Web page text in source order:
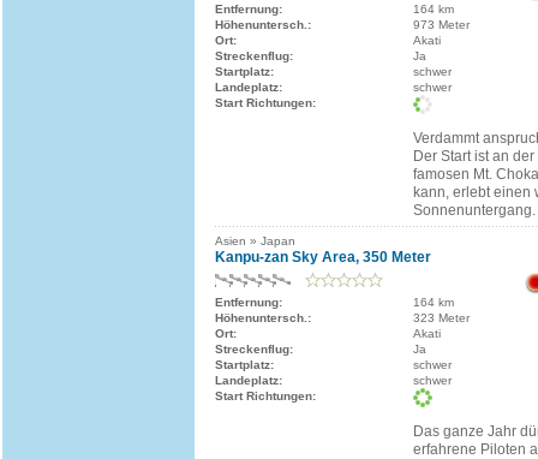
Entfernung:
164 km
Höhenuntersch.:
973 Meter
Ort:
Akati
Streckenflug:
Ja
Startplatz:
schwer
Landeplatz:
schwer
Start Richtungen:
Verdammt
Der Start ist an
famosen Mt.
kann, erlebt einen
Sonnenuntergang.
Asien » Japan
Kanpu-zan Sky Area, 350 Meter
Entfernung:
164 km
Höhenuntersch.:
323 Meter
Ort:
Akati
Streckenflug:
Ja
Startplatz:
schwer
Landeplatz:
schwer
Start Richtungen:
Das ganze Jahr
erfahrene Piloten